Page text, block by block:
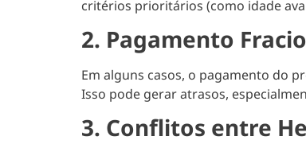
critérios prioritários (como idade
2. Pagamento
Em alguns casos, o pagamento do
Isso pode gerar atrasos,
3. Conflitos entre